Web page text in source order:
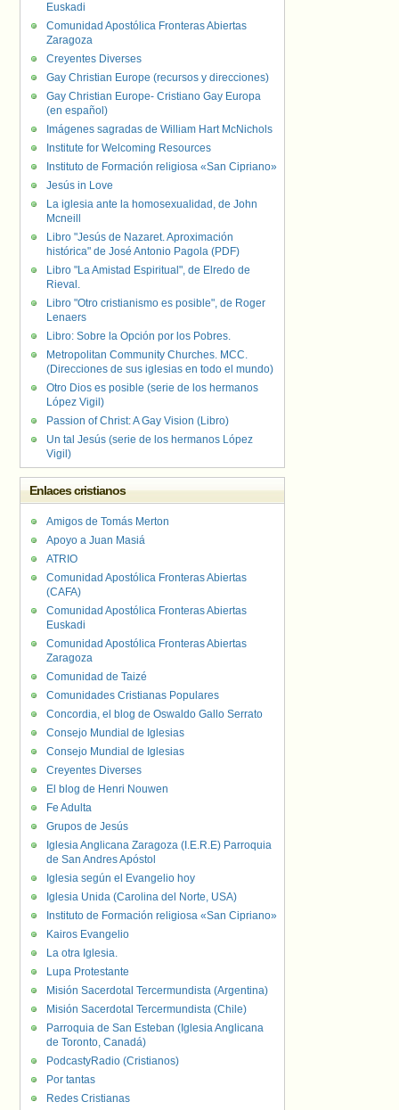
Euskadi
Comunidad Apostólica Fronteras Abiertas
Zaragoza
Creyentes Diverses
Gay Christian Europe (recursos y direcciones)
Gay Christian Europe- Cristiano Gay Europa
(en español)
Imágenes sagradas de William Hart McNichols
Institute for Welcoming Resources
Instituto de Formación religiosa «San Cipriano»
Jesús in Love
La iglesia ante la homosexualidad, de John
Mcneill
Libro "Jesús de Nazaret. Aproximación
histórica" de José Antonio Pagola (PDF)
Libro "La Amistad Espiritual", de Elredo de
Rieval.
Libro "Otro cristianismo es posible", de Roger
Lenaers
Libro: Sobre la Opción por los Pobres.
Metropolitan Community Churches. MCC.
(Direcciones de sus iglesias en todo el mundo)
Otro Dios es posible (serie de los hermanos
López Vigil)
Passion of Christ: A Gay Vision (Libro)
Un tal Jesús (serie de los hermanos López
Vigil)
Enlaces cristianos
Amigos de Tomás Merton
Apoyo a Juan Masiá
ATRIO
Comunidad Apostólica Fronteras Abiertas
(CAFA)
Comunidad Apostólica Fronteras Abiertas
Euskadi
Comunidad Apostólica Fronteras Abiertas
Zaragoza
Comunidad de Taizé
Comunidades Cristianas Populares
Concordia, el blog de Oswaldo Gallo Serrato
Consejo Mundial de Iglesias
Consejo Mundial de Iglesias
Creyentes Diverses
El blog de Henri Nouwen
Fe Adulta
Grupos de Jesús
Iglesia Anglicana Zaragoza (I.E.R.E) Parroquia
de San Andres Apóstol
Iglesia según el Evangelio hoy
Iglesia Unida (Carolina del Norte, USA)
Instituto de Formación religiosa «San Cipriano»
Kairos Evangelio
La otra Iglesia.
Lupa Protestante
Misión Sacerdotal Tercermundista (Argentina)
Misión Sacerdotal Tercermundista (Chile)
Parroquia de San Esteban (Iglesia Anglicana
de Toronto, Canadá)
PodcastyRadio (Cristianos)
Por tantas
Redes Cristianas